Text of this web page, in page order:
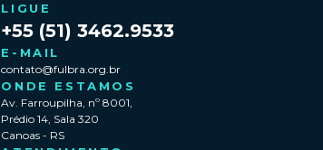
LIGUE
+55 (51) 3462.9533
E-MAIL
contato@fulbra.org.br
ONDE ESTAMOS
Av. Farroupilha, nº 8001,
Prédio 14, Sala 320
Canoas - RS